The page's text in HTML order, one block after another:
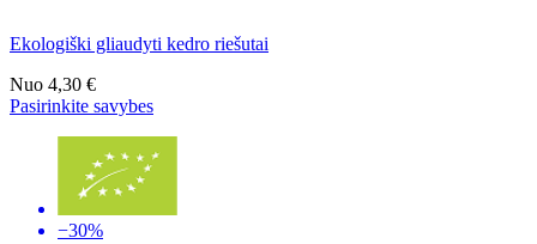
Ekologiški gliaudyti kedro riešutai
Nuo 4,30 €
Pasirinkite savybes
−30%